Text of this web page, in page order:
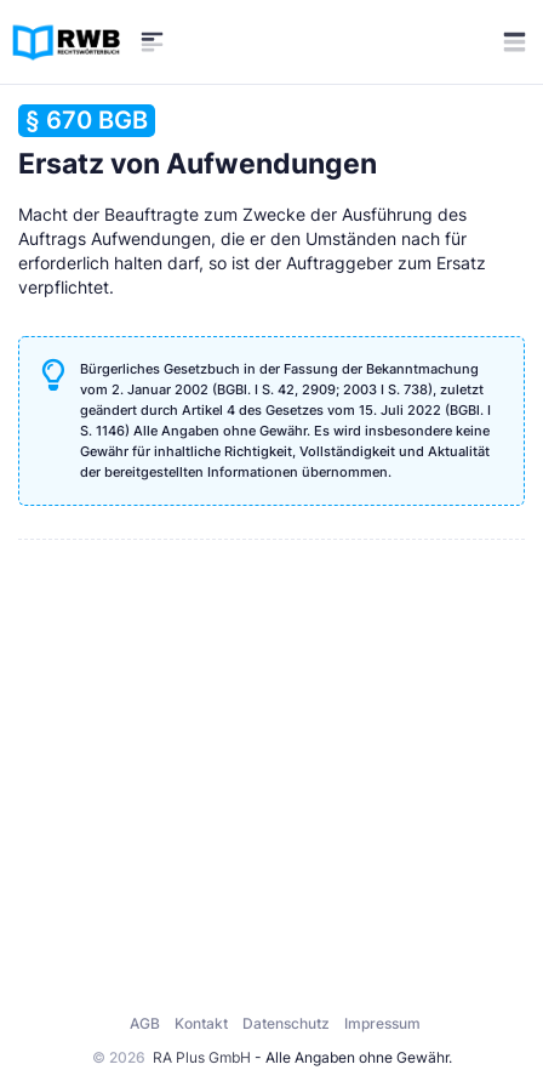
§ 670 BGB
Ersatz von Aufwendungen
Macht der Beauftragte zum Zwecke der Ausführung des
Auftrags Aufwendungen, die er den Umständen nach für
erforderlich halten darf, so ist der Auftraggeber zum Ersatz
verpflichtet.
Bürgerliches Gesetzbuch in der Fassung der Bekanntmachung
vom 2. Januar 2002 (BGBl. I S. 42, 2909; 2003 I S. 738), zuletzt
geändert durch Artikel 4 des Gesetzes vom 15. Juli 2022 (BGBl. I
S. 1146) Alle Angaben ohne Gewähr. Es wird insbesondere keine
Gewähr für inhaltliche Richtigkeit, Vollständigkeit und Aktualität
der bereitgestellten Informationen übernommen.
© 2026 RA Plus GmbH - Alle Angaben ohne Gewähr.
AGB Kontakt Datenschutz Impressum